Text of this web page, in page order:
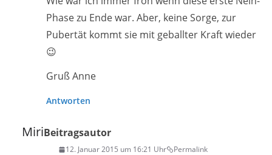
Phase zu Ende war. Aber, keine Sorge, zur
Pubertät kommt sie mit geballter Kraft wieder
😉
Gruß Anne
Antworten
MiriBeitragsautor
12. Januar 2015 um 16:21 Uhr Permalink